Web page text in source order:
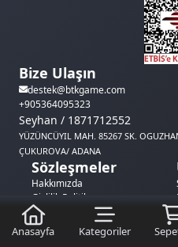
Anasayfa Kategoriler
Bize Ulaşın
destek@btkgame.com
+905364095323
Seyhan / 1871712552
YÜZÜNCÜYIL MAH. 85267 SK.
ÇUKUROVA/ ADANA
Sözleşmeler
Hakkımızda
Gizlilik Politikası
Kullanıcı Sözleşmesi
Satış Sözleşmesi
İptal & İade Koşulları